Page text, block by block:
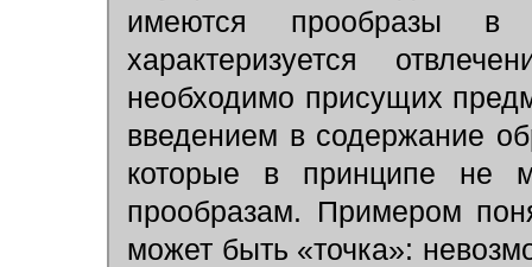
имеются прообразы
характеризуется
необходимо присущих
введением в содержание
которые в принципе не
прообразам. Примером
может быть «точка»: